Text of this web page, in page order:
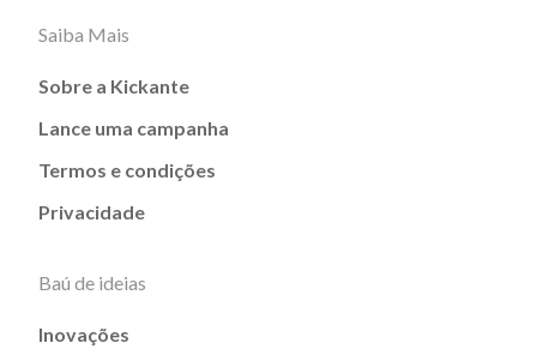
Saiba Mais
Sobre a Kickante
Lance uma campanha
Termos e condições
Privacidade
Baú de ideias
Inovações